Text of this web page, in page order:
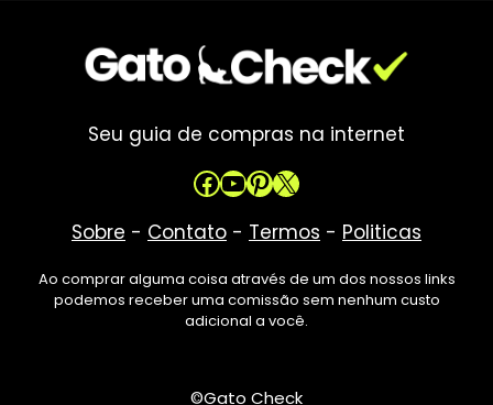
Seu guia de compras na internet
Facebook
Youtube
Pinterest
X
Sobre - Contato - Termos - Politicas
Ao comprar alguma coisa através de um dos nossos links
podemos receber uma comissão sem nenhum custo
adicional a você.
©Gato Check